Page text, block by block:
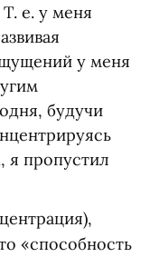
Т. е. у меня
у меня
будучи
я пропустил
«способность